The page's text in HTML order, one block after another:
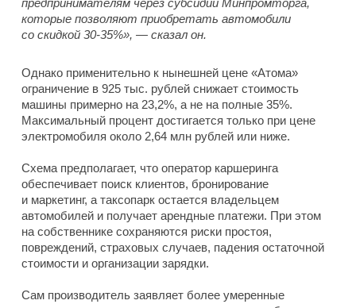
предпринимателям через субсидии Минпромторга,
которые позволяют приобретать автомобили
со скидкой 30-35%», — сказал он.
Однако применительно к нынешней цене «Атома»
ограничение в 925 тыс. рублей снижает стоимость
машины примерно на 23,2%, а не на полные 35%.
Максимальный процент достигается только при цене
электромобиля около 2,64 млн рублей или ниже.
Схема предполагает, что оператор каршеринга
обеспечивает поиск клиентов, бронирование
и маркетинг, а таксопарк остается владельцем
автомобилей и получает арендные платежи. При этом
на собственнике сохраняются риски простоя,
повреждений, страховых случаев, падения остаточной
стоимости и организации зарядки.
Сам производитель заявляет более умеренные